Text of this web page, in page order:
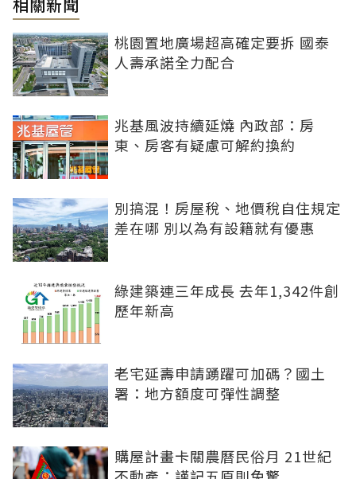
桃園置地廣場超高確定要拆 國泰
人壽承諾全力配合
兆基風波持續延燒 內政部：房
東、房客有疑慮可解約換約
別搞混！房屋稅、地價稅自住規定
差在哪 別以為有設籍就有優惠
綠建築連三年成長 去年1,342件創
歷年新高
老宅延壽申請踴躍可加碼？國土
署：地方額度可彈性調整
購屋計畫卡關農曆民俗月 21世紀